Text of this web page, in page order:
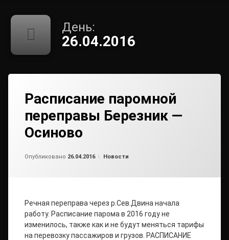
День:
26.04.2016
Расписание паромной
переправы Березник —
Осиново
Опубликовано 26.04.2016 Рубрики:
Новости
Речная переправа через р.Сев.Двина начала
работу. Расписание парома в 2016 году не
изменилось, также как и не будут меняться тарифы
на перевозку пассажиров и грузов. РАСПИСАНИЕ